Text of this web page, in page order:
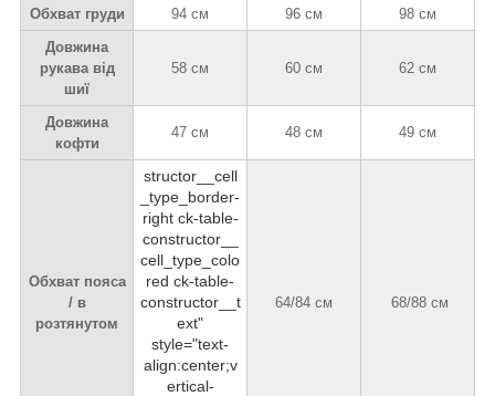
Обхват груди
94 см 96 см
98 см
Довжина
рукава від
шиї
58 см 60 см 62 см
Довжина
кофти
47 см 48 см 49 см
Обхват пояса
/ в
розтянутом
structor__cell
_type_border-
right ck-table-
constructor__
cell_type_colo
red ck-table-
constructor__t
ext"
style="text-
align:center;v
ertical-
64/84 см 68/88 см